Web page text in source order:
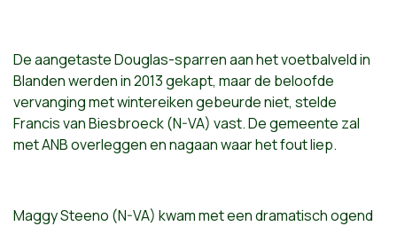
De aangetaste Douglas-sparren aan het voetbalveld in
Blanden werden in 2013 gekapt, maar de beloofde
vervanging met wintereiken gebeurde niet, stelde
Francis van Biesbroeck (N-VA) vast. De gemeente zal
met ANB overleggen en nagaan waar het fout liep.
Maggy Steeno (N-VA) kwam met een dramatisch ogend